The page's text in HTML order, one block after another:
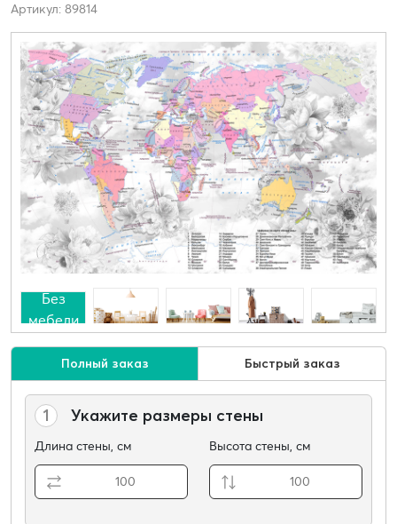
Артикул: 89814
Без
мебели
Полный заказ Быстрый заказ
1 Укажите размеры стены
Длина стены, см Высота стены, см